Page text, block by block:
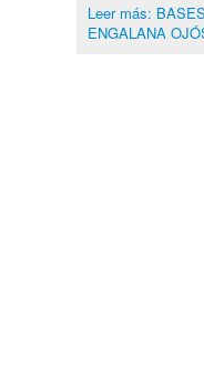
Leer más:
ENGALANA